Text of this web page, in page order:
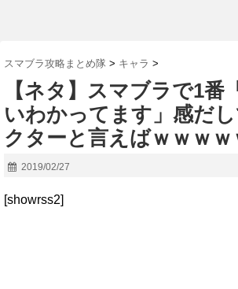
スマブラ攻略まとめ隊 > キャラ >
【ネタ】スマブラで1番
いわかってます」感だ
クターと言えばｗｗｗｗ
2019/02/27
[showrss2]